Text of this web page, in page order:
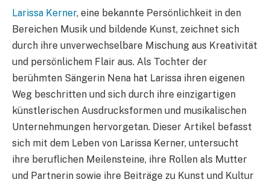
Larissa Kerner, eine bekannte Persönlichkeit in den
Bereichen Musik und bildende Kunst, zeichnet sich
durch ihre unverwechselbare Mischung aus Kreativität
und persönlichem Flair aus. Als Tochter der
berühmten Sängerin Nena hat Larissa ihren eigenen
Weg beschritten und sich durch ihre einzigartigen
künstlerischen Ausdrucksformen und musikalischen
Unternehmungen hervorgetan. Dieser Artikel befasst
sich mit dem Leben von Larissa Kerner, untersucht
ihre beruflichen Meilensteine, ihre Rollen als Mutter
und Partnerin sowie ihre Beiträge zu Kunst und Kultur